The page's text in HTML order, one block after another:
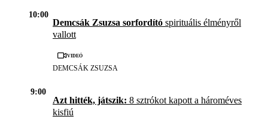
10:00
Demcsák Zsuzsa sorfordító spirituális élményről
vallott
Videó
DEMCSÁK ZSUZSA
9:00
Azt hitték, játszik: 8 sztrókot kapott a hároméves
kisfiú